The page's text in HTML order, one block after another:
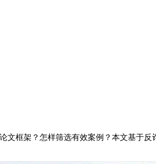
文框架？怎样筛选有效案例？本文基于